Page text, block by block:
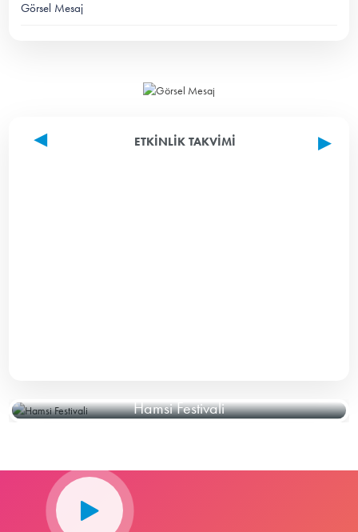
Görsel Mesaj
ETKINLIK TAKVIMI
Hamsi Festivali